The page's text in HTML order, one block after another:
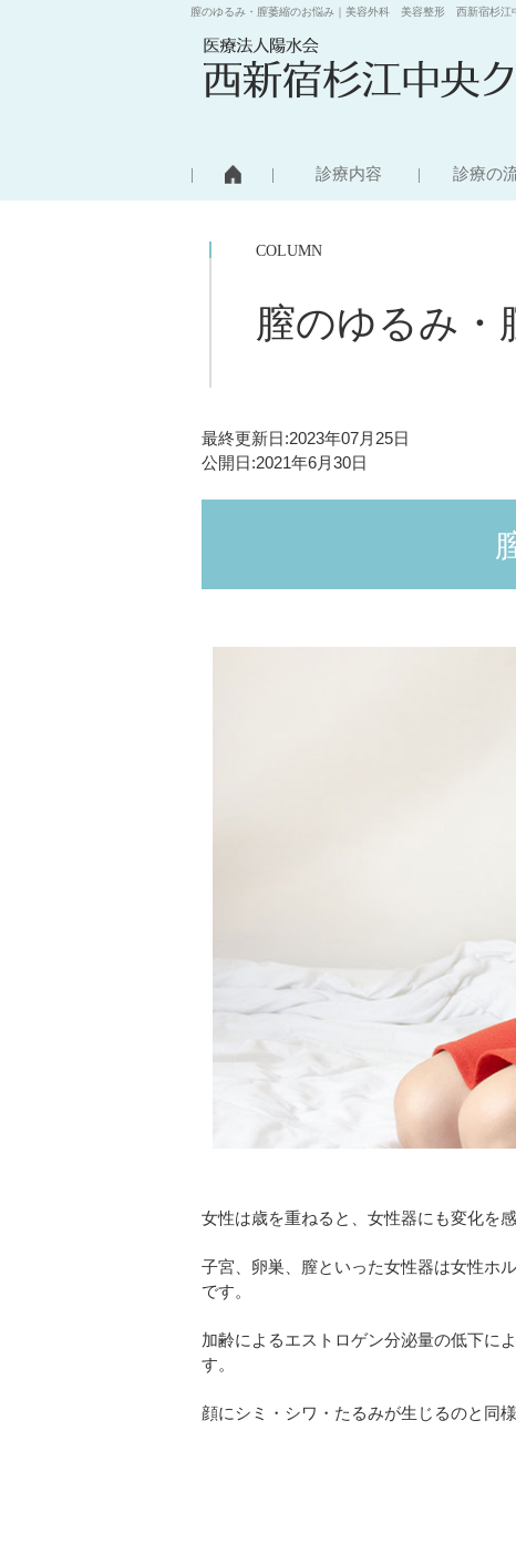
膣のゆるみ・膣萎縮のお悩み｜美容外科 美容整形 西新宿杉江
診療内容 診療の
COLUMN
膣のゆるみ・
最終更新日:2023年07月25日
公開日:2021年6月30日
女性は歳を重ねると、女性器にも変化を
子宮、卵巣、膣といった女性器は女性ホ
です。
加齢によるエストロゲン分泌量の低下に
す。
顔にシミ・シワ・たるみが生じるのと同